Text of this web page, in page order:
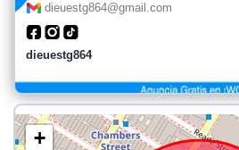
dieuestg864@gmail.com
dieuestg864
+